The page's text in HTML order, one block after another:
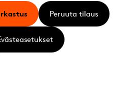
Express
Peruuta tilaus